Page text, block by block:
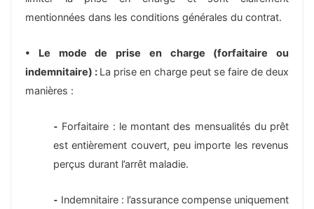
mentionnées dans les conditions générales du contrat.
• Le mode de prise en charge (forfaitaire ou
indemnitaire) : La prise en charge peut se faire de deux
manières :
⁃ Forfaitaire : le montant des mensualités du prêt
est entièrement couvert, peu importe les revenus
perçus durant l’arrêt maladie.
⁃ Indemnitaire : l’assurance compense uniquement